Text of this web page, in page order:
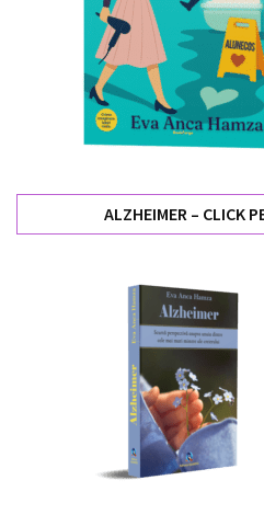
ALZHEIMER – CLICK